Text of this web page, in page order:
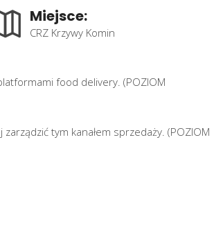
Miejsce:
CRZ Krzywy Komin
food delivery. (POZIOM
tym kanałem sprzedaży. (POZIOM